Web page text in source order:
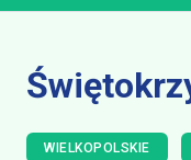
WIELKOPOLSKIE